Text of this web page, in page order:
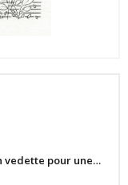
vedette pour une…